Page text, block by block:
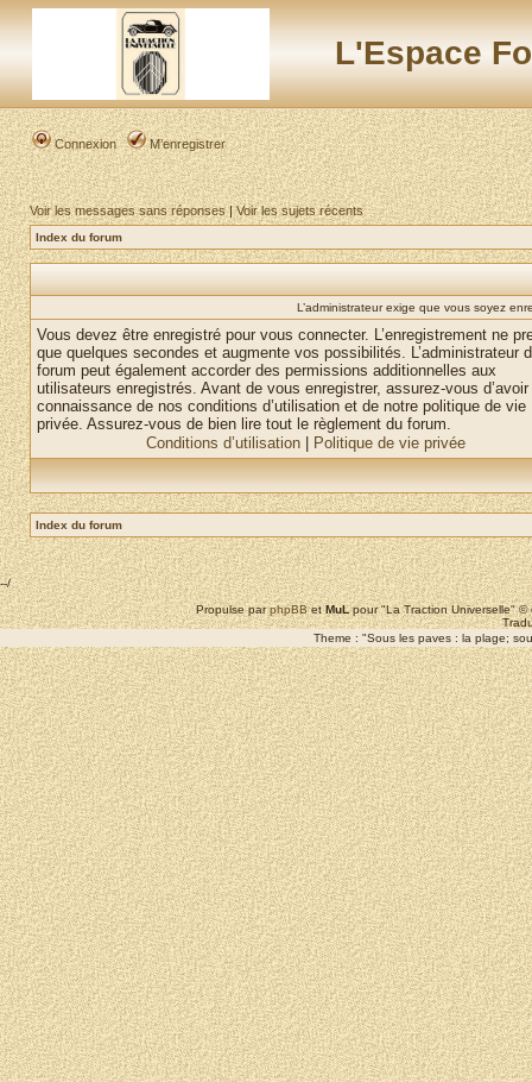
L'Espace
Connexion M’enregistrer
Voir les messages sans réponses|Voir les sujets récents
Index du forum
L’administrateur exige que vous soyez
Vous devez être enregistré pour vous connecter. L’enregistrement ne
que quelques secondes et augmente vos possibilités. L’administrateur
forum peut également accorder des permissions additionnelles aux
utilisateurs enregistrés. Avant de vous enregistrer, assurez-vous
connaissance de nos conditions d’utilisation et de notre politique de vie
privée. Assurez-vous de bien lire tout le règlement du forum.
Conditions d’utilisation
Politique de vie privée
Index du forum
--/
Propulse parphpBBetMuLpour "La Traction Universelle"
Theme : "Sous les paves : la plage;